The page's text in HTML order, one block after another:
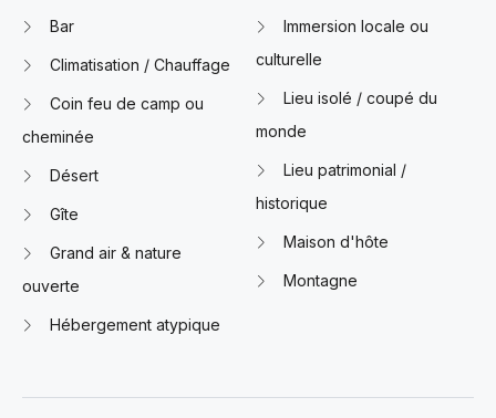
Bar
Climatisation / Chauffage
Coin feu de camp ou
cheminée
Désert
Gîte
Grand air & nature
ouverte
Hébergement atypique
Immersion locale ou
culturelle
Lieu isolé / coupé du
monde
Lieu patrimonial /
historique
Maison d'hôte
Montagne